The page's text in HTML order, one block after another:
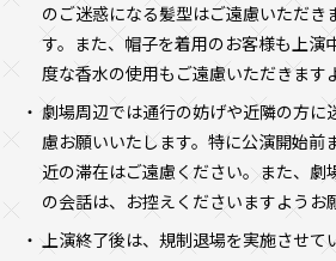
のご迷惑になる髪型はご遠慮いただき
す。また、帽子を着用のお客様も上演
度な香水の使用もご遠慮いただきます
劇場周辺では通行の妨げや近隣の方に
慮お願いいたします。特に公演開始前
近の滞在はご遠慮ください。また、劇
の会話は、お控えくださいますようお
上演終了後は、規制退場を実施させて